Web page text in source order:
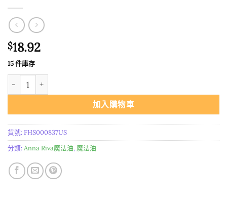
$18.92
15 件庫存
加入購物車
貨號:FHS000837US
分類:Anna Riva魔法油,魔法油